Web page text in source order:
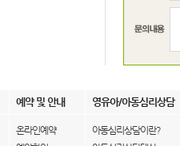
예약 및 안내 영유아/아동심리상담
온라인예약
아동심리상담이란?